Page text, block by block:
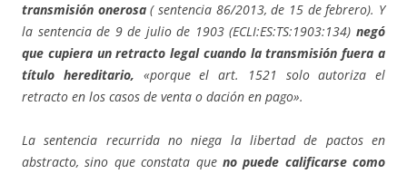
transmisión onerosa( sentencia 86/2013, de 15 de febrero). Y
la sentencia de 9 de julio de 1903 (ECLI:ES:TS:1903:134) negó
que cupiera un retracto legal cuando la transmisión fuera a
título hereditario, «porque el art. 1521 solo autoriza el
retracto en los casos de venta o dación en pago».
La sentencia recurrida no niega la libertad de pactos en
abstracto, sino que constata que no puede calificarse como